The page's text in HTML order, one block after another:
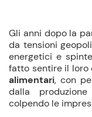
Gli anni dopo la
da tensioni
energetici e
fatto sentire il loro
alimentari, con
dalla
colpendo le